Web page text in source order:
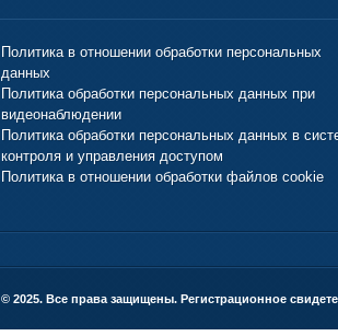
Политика в отношении обработки персональных
данных
Политика обработки персональных данных при
видеонаблюдении
Политика обработки персональных данных в
контроля и управления доступом
Политика в отношении обработки файлов cookie
© 2025. Все права защищены. Регистрационное